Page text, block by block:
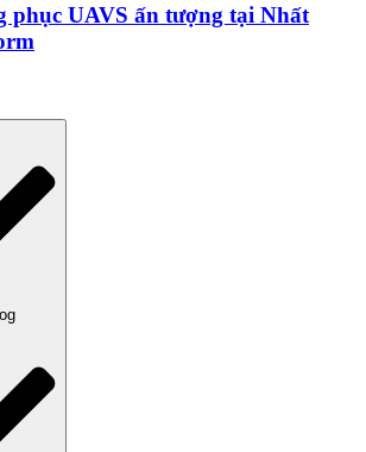
phục UAVS ấn tượng tại Nhất